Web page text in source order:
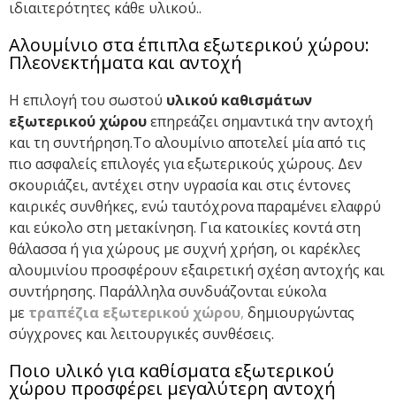
ιδιαιτερότητες κάθε υλικού..
Αλουμίνιο στα έπιπλα εξωτερικού χώρου:
Πλεονεκτήματα και αντοχή
Η επιλογή του σωστού υλικού καθισμάτων
εξωτερικού χώρουεπηρεάζει σημαντικά την αντοχή
και τη συντήρηση.Το αλουμίνιο αποτελεί μία από τις
πιο ασφαλείς επιλογές για εξωτερικούς χώρους. Δεν
σκουριάζει, αντέχει στην υγρασία και στις έντονες
καιρικές συνθήκες, ενώ ταυτόχρονα παραμένει ελαφρύ
και εύκολο στη μετακίνηση. Για κατοικίες κοντά στη
θάλασσα ή για χώρους με συχνή χρήση, οι καρέκλες
αλουμινίου προσφέρουν εξαιρετική σχέση αντοχής και
συντήρησης. Παράλληλα συνδυάζονται εύκολα
με τραπέζια εξωτερικού χώρου, δημιουργώντας
σύγχρονες και λειτουργικές συνθέσεις.
Ποιο υλικό για καθίσματα εξωτερικού
χώρου προσφέρει μεγαλύτερη αντοχή